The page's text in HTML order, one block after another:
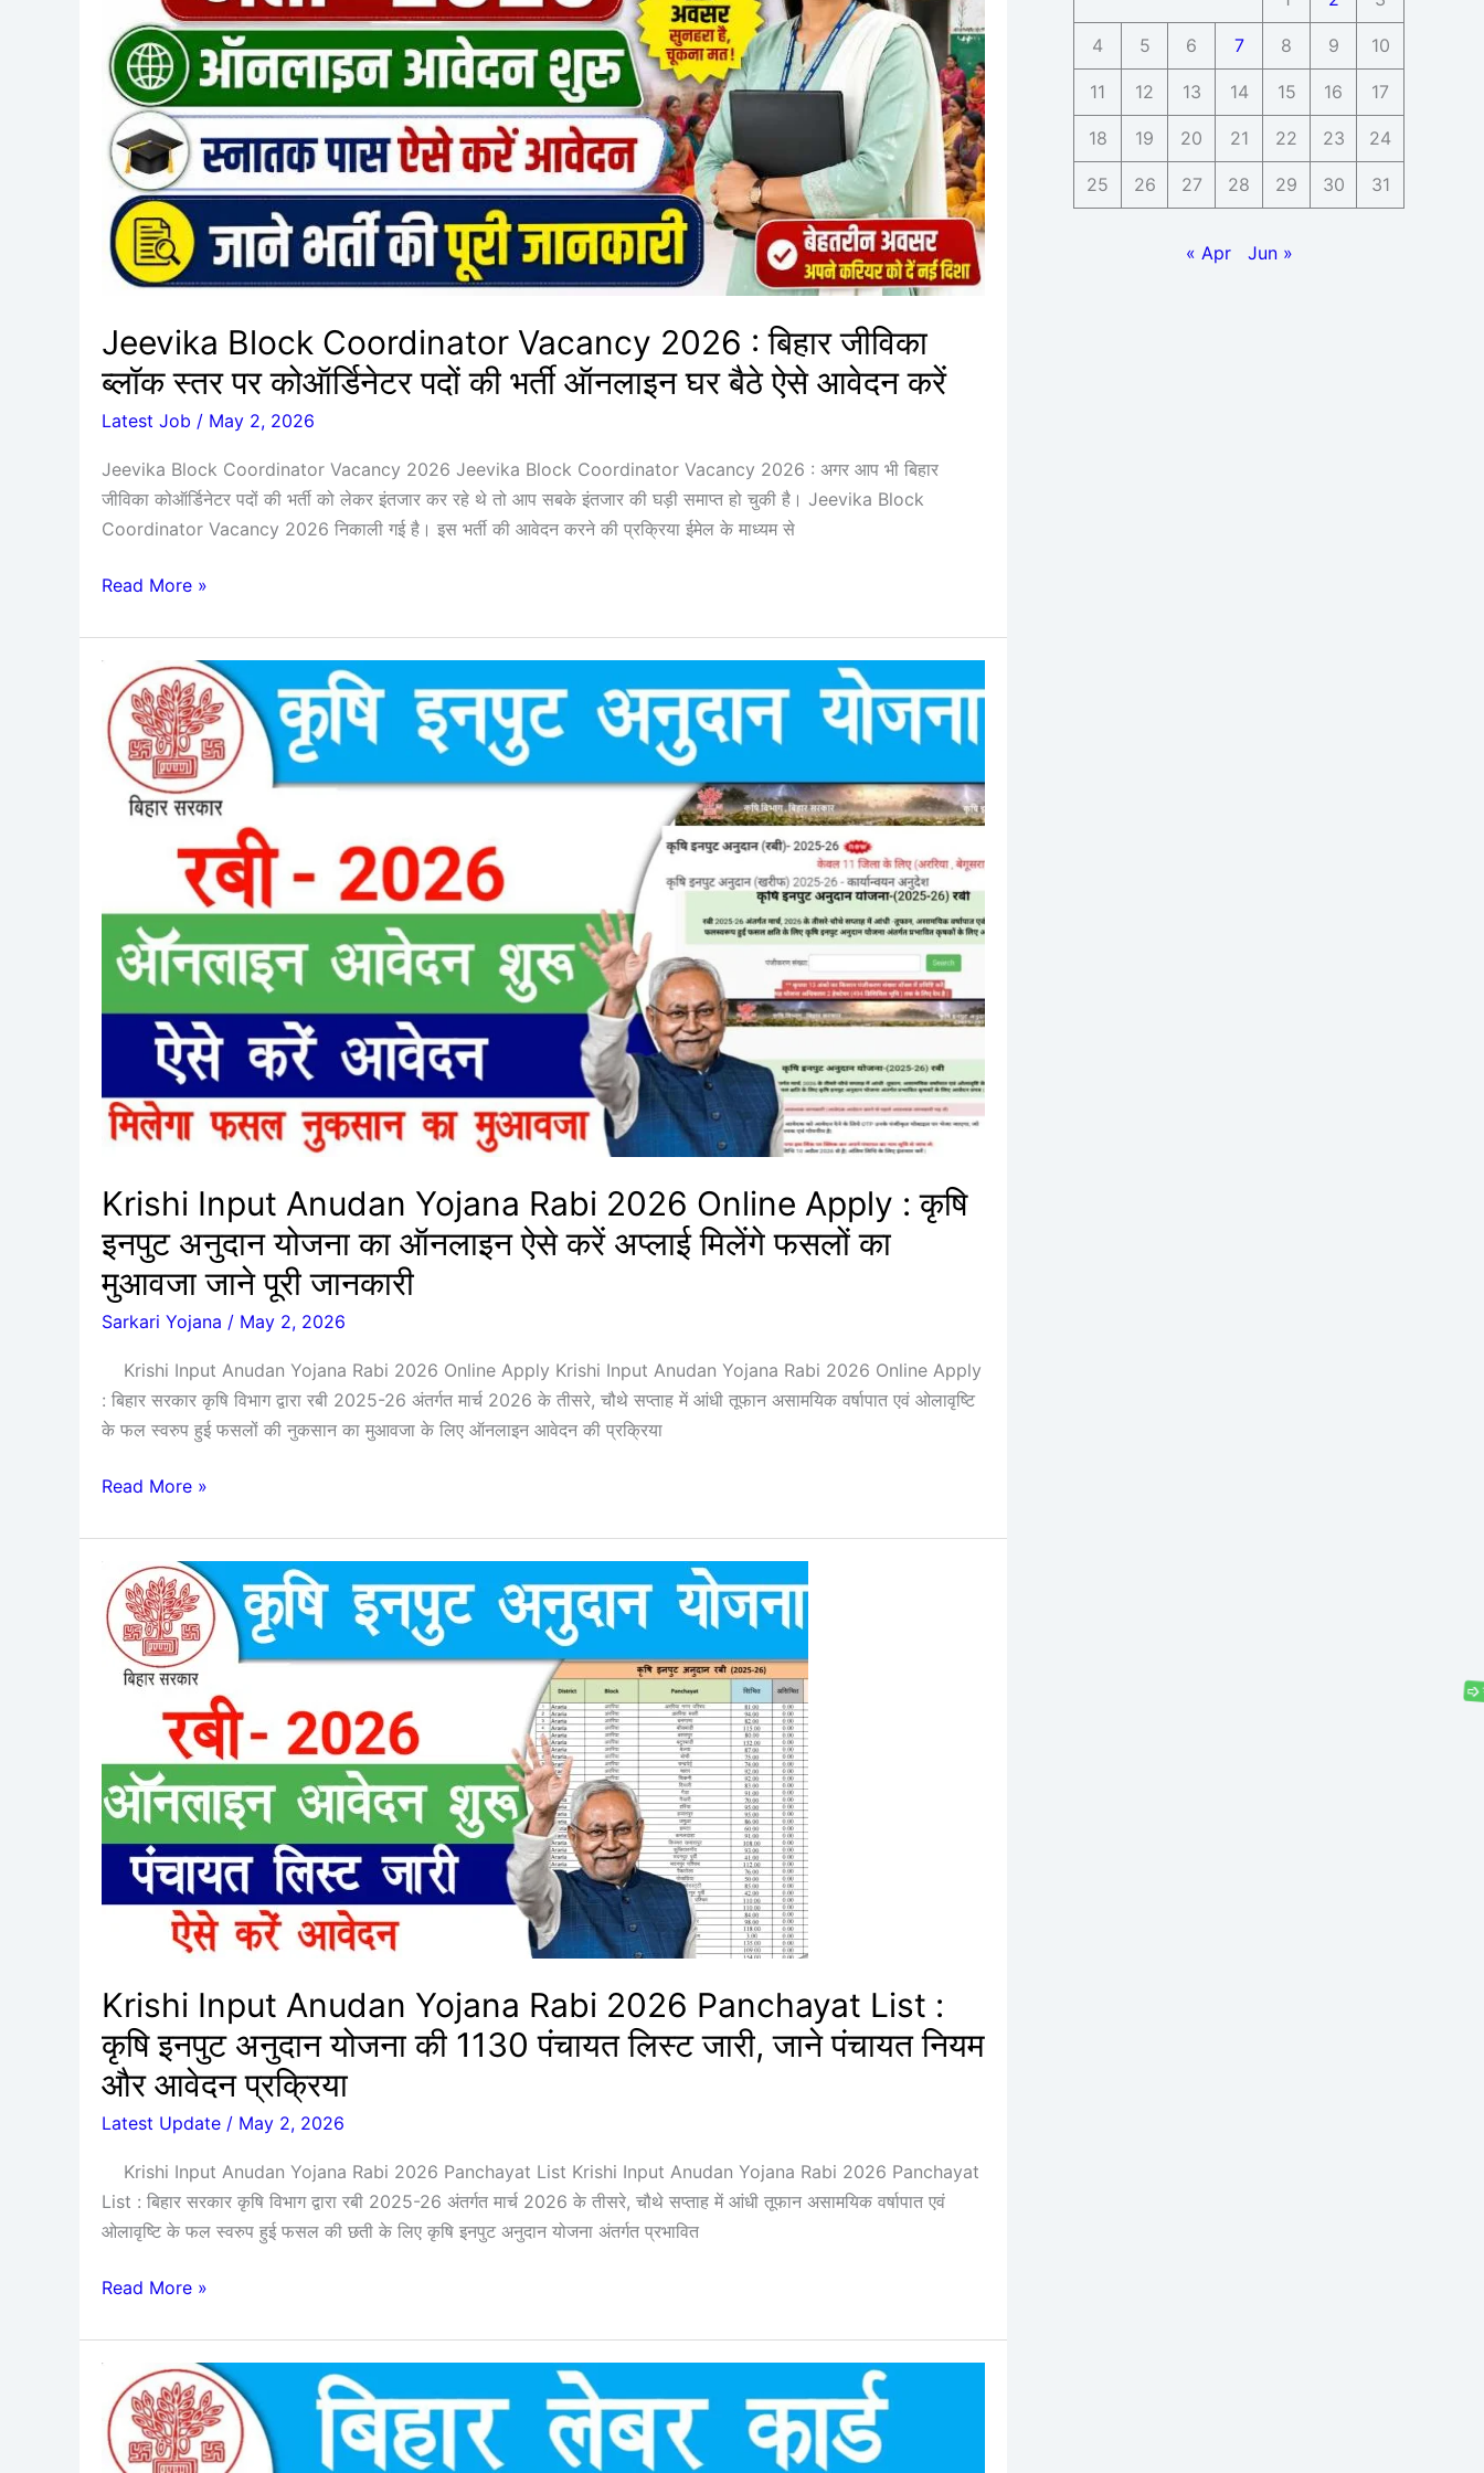
Jeevika Block Coordinator Vacancy 2026 : बिहार जीविका
ब्लॉक स्तर पर कोऑर्डिनेटर पदों की भर्ती ऑनलाइन घर बैठे ऐसे आवेदन करें
Latest Job / May 2, 2026
Jeevika Block Coordinator Vacancy 2026 Jeevika Block Coordinator Vacancy 2026 : अगर आप भी बिहार
जीविका कोऑर्डिनेटर पदों की भर्ती को लेकर इंतजार कर रहे थे तो आप सबके इंतजार की घड़ी समाप्त हो चुकी है। Jeevika Block
Coordinator Vacancy 2026 निकाली गई है। इस भर्ती की आवेदन करने की प्रक्रिया ईमेल के माध्यम से
जीविका
ब्लॉक
स्तर
कोऑर्डिनेटर
पदों
भर्ती
ऑनलाइन
ऐसे
आवेदन
Read More »
Krishi Input Anudan Yojana Rabi 2026 Online Apply : कृषि
इनपुट अनुदान योजना का ऑनलाइन ऐसे करें अप्लाई मिलेंगे फसलों का
मुआवजा जाने पूरी जानकारी
Sarkari Yojana / May 2, 2026
Krishi Input Anudan Yojana Rabi 2026 Online Apply Krishi Input Anudan Yojana Rabi 2026 Online Apply
: बिहार सरकार कृषि विभाग द्वारा रबी 2025-26 अंतर्गत मार्च 2026 के तीसरे, चौथे सप्ताह में आंधी तूफान असामयिक वर्षापात एवं ओलावृष्टि
के फल स्वरुप हुई फसलों की नुकसान का मुआवजा के लिए ऑनलाइन आवेदन की प्रक्रिया
Krishi
Input
Anudan
Yojana
Rabi
2026
:
कृषि
इनपुट
ऐसे
मिलेंगे
फसलों
का
मुआवजा
जाने
जानकारी
Read More »
Krishi Input Anudan Yojana Rabi 2026 Panchayat List :
कृषि इनपुट अनुदान योजना की 1130 पंचायत लिस्ट जारी, जाने पंचायत नियम
और आवेदन प्रक्रिया
Latest Update / May 2, 2026
Krishi Input Anudan Yojana Rabi 2026 Panchayat List Krishi Input Anudan Yojana Rabi 2026 Panchayat
List : बिहार सरकार कृषि विभाग द्वारा रबी 2025-26 अंतर्गत मार्च 2026 के तीसरे, चौथे सप्ताह में आंधी तूफान असामयिक वर्षापात एवं
ओलावृष्टि के फल स्वरुप हुई फसल की छती के लिए कृषि इनपुट अनुदान योजना अंतर्गत प्रभावित
Krishi
Input
Anudan
Yojana
Rabi
Panchayat
List
:
कृषि
इनपुट
अनुदान
1130
पंचायत
लिस्ट
जारी,
नियम
और
आवेदन
Read More »
How
to
Check
And
4 5 6 7 8 9 10
11 12 13 14 15 16 17
18 19 20 21 22 23 24
25 26 27 28 29 30 31
« Apr Jun »